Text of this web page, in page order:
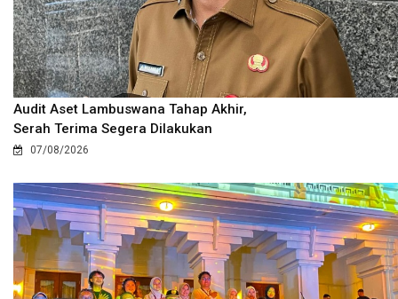
Audit Aset Lambuswana Tahap Akhir,
Serah Terima Segera Dilakukan
07/08/2026